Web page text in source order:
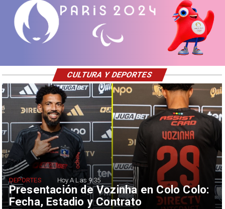
Presentación de Vozinha en Colo Colo:
Fecha, Estadio y Contrato
DEPORTES Hoy A Las 9:35
CULTURA Y DEPORTES